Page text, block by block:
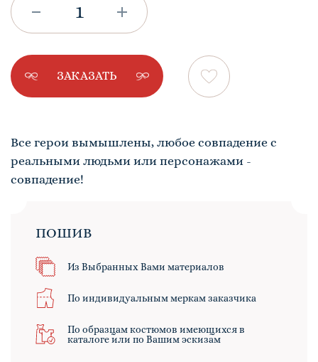
ЗАКАЗАТЬ
Все герои вымышлены, любое совпадение с
реальными людьми или персонажами -
совпадение!
ПОШИВ
Из Выбранных Вами материалов
По индивидуальным меркам заказчика
По образцам костюмов имеющихся в
каталоге или по Вашим эскизам